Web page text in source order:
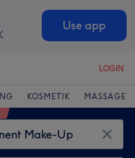
Use app
LOGIN
KOSMETIK MASSAGE